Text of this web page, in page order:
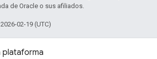
de Oracle o sus afiliados.
02-19 (UTC)
plataforma